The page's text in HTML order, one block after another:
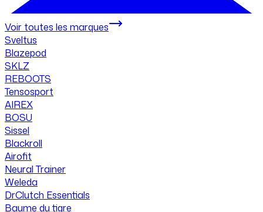
Voir toutes les marques
Sveltus
Blazepod
SKLZ
REBOOTS
Tensosport
AIREX
BOSU
Sissel
Blackroll
Airofit
Neural Trainer
Weleda
DrClutch Essentials
Baume du tigre